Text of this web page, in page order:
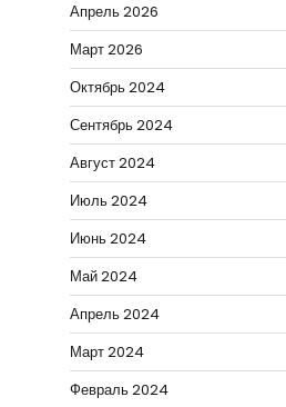
Апрель 2026
Март 2026
Октябрь 2024
Сентябрь 2024
Август 2024
Июль 2024
Июнь 2024
Май 2024
Апрель 2024
Март 2024
Февраль 2024